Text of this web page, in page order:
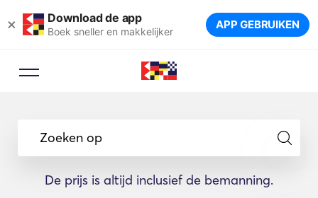
× Download de app
Boek sneller en makkelijker APP GEBRUIKEN
Zoeken op
De prijs is altijd inclusief de bemanning.